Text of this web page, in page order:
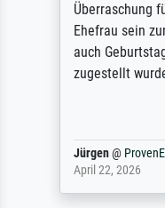
Überraschung
Ehefrau sein
auch
zugestellt
Jürgen@
April 22, 2026